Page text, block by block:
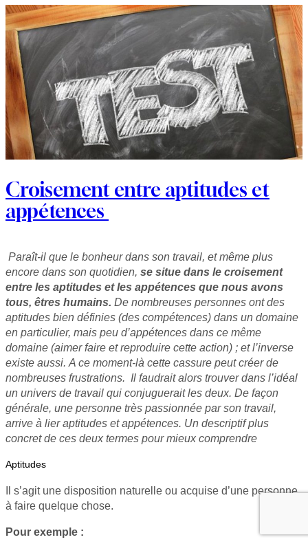
Croisement entre aptitudes et
appétences
Paraît-il que le bonheur dans son travail, et même plus
encore dans son quotidien, se situe dans le croisement
entre les aptitudes et les appétences que nous avons
tous, êtres humains. De nombreuses personnes ont des
aptitudes bien définies (des compétences) dans un domaine
en particulier, mais peu d’appétences dans ce même
domaine (aimer faire et reproduire cette action) ; et l’inverse
existe aussi. A ce moment-là cette cassure peut créer de
nombreuses frustrations. Il faudrait alors trouver dans l’idéal
un univers de travail qui conjuguerait les deux. De façon
générale, une personne très passionnée par son travail,
arrive à lier aptitudes et appétences. Un descriptif plus
concret de ces deux termes pour mieux comprendre
Aptitudes
Il s’agit une disposition naturelle ou acquise d’une personne
à faire quelque chose.
Pour exemple :